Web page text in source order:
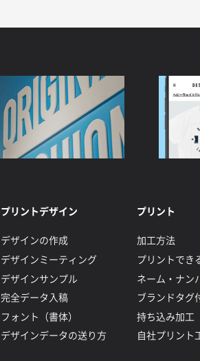
プリントデザイン
デザインの作成
デザインミーティング
デザインサンプル
完全データ入稿
フォント（書体）
デザインデータの送り方
プリント
加工方法
プリントでき
ネーム・ナン
ブランドタグ
持ち込み加工
自社プリント